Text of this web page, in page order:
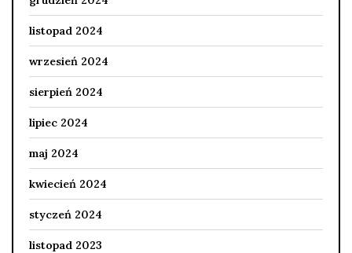
listopad 2024
wrzesień 2024
sierpień 2024
lipiec 2024
maj 2024
kwiecień 2024
styczeń 2024
listopad 2023